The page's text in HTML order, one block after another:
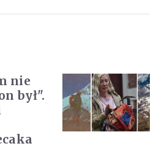
nie
był".